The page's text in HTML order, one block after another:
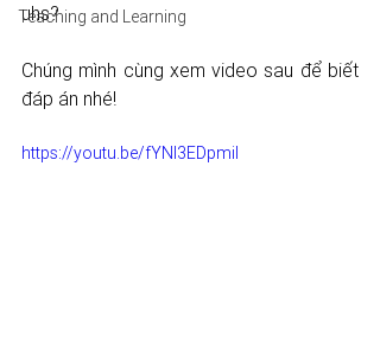
Teaching and Learning
uhs?
Chúng mình cùng xem video sau để biết
đáp án nhé!
https://youtu.be/fYNI3EDpmiI